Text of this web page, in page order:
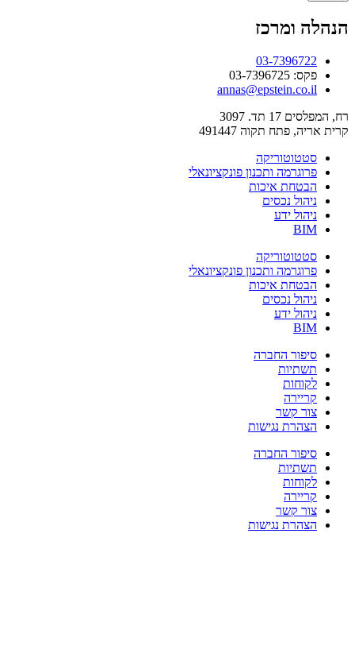
הנהלה ומרכז
03-7396722
פקס: 03-7396725
annas@epstein.co.il
רח, המפלסים 17 תד. 3097
קרית אריה, פתח תקוה 491447
סטטוטוריקה
פרוגרמה ותכנון פונקציונאלי
הבטחת איכות
ניהול נכסים
ניהול ידע
BIM
סטטוטוריקה
פרוגרמה ותכנון פונקציונאלי
הבטחת איכות
ניהול נכסים
ניהול ידע
BIM
סיפור החברה
תשתיות
לקוחות
קריירה
צור קשר
הצהרת נגישות
סיפור החברה
תשתיות
לקוחות
קריירה
צור קשר
הצהרת נגישות